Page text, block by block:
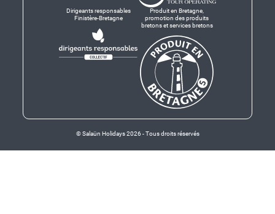
Dirigeants responsables
Finistère-Bretagne
Produit en Bretagne,
promotion des produits
bretons et services bretons